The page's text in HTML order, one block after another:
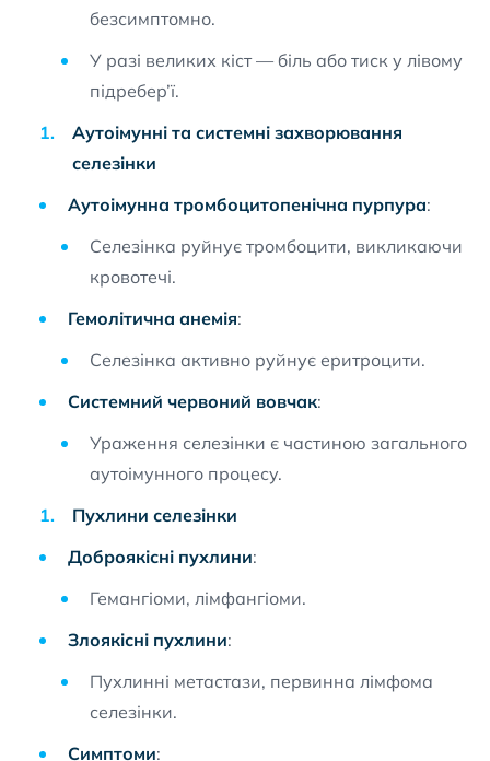
безсимптомно.
У разі великих кіст — біль або тиск у лівому
підребер’ї.
Аутоімунні та системні захворювання
селезінки
Аутоімунна тромбоцитопенічна пурпура:
Селезінка руйнує тромбоцити, викликаючи
кровотечі.
Гемолітична анемія:
Селезінка активно руйнує еритроцити.
Системний червоний вовчак:
Ураження селезінки є частиною загального
аутоімунного процесу.
Пухлини селезінки
Доброякісні пухлини:
Гемангіоми, лімфангіоми.
Злоякісні пухлини:
Пухлинні метастази, первинна лімфома
селезінки.
Симптоми: